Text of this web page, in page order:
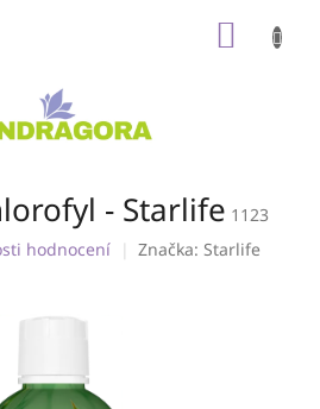
- Starlife 1123
hodnocení Značka: Starlife